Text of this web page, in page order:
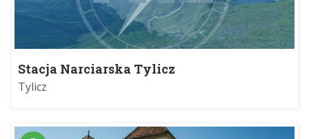
Stacja Narciarska Tylicz
Tylicz